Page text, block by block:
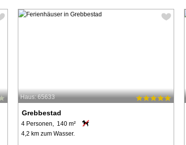
Haus: 65633
Grebbestad
4 Personen, 140 m²
4,2 km zum Wasser.